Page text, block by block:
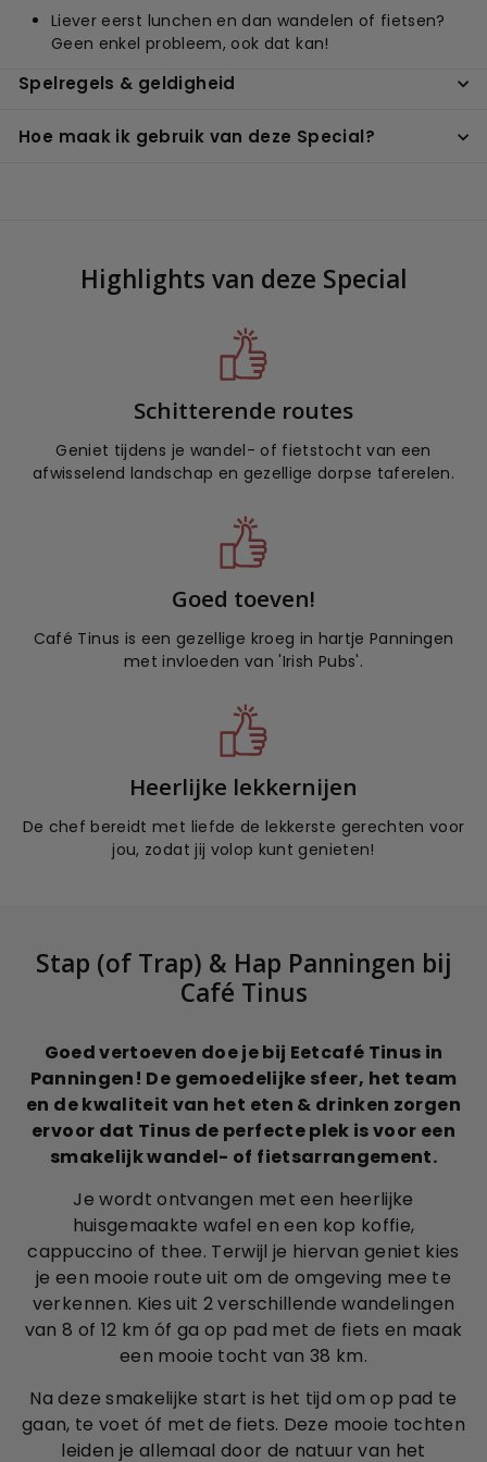
Liever eerst lunchen en dan wandelen of fietsen?
Geen enkel probleem, ook dat kan!
Spelregels & geldigheid
Hoe maak ik gebruik van deze Special?
Highlights van deze Special
Schitterende routes
Geniet tijdens je wandel- of fietstocht van een
afwisselend landschap en gezellige dorpse taferelen.
Goed toeven!
Café Tinus is een gezellige kroeg in hartje Panningen
met invloeden van 'Irish Pubs'.
Heerlijke lekkernijen
De chef bereidt met liefde de lekkerste gerechten voor
jou, zodat jij volop kunt genieten!
Stap (of Trap) & Hap Panningen bij
Café Tinus
Goed vertoeven doe je bij Eetcafé Tinus in
Panningen! De gemoedelijke sfeer, het team
en de kwaliteit van het eten & drinken zorgen
ervoor dat Tinus de perfecte plek is voor een
smakelijk wandel- of fietsarrangement.
Je wordt ontvangen met een heerlijke
huisgemaakte wafel en een kop koffie,
cappuccino of thee. Terwijl je hiervan geniet kies
je een mooie route uit om de omgeving mee te
verkennen. Kies uit 2 verschillende wandelingen
van 8 of 12 km óf ga op pad met de fiets en maak
een mooie tocht van 38 km.
Na deze smakelijke start is het tijd om op pad te
gaan, te voet óf met de fiets. Deze mooie tochten
leiden je allemaal door de natuur van het